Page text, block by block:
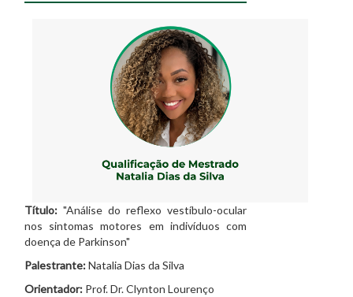
Título: "Análise do reflexo vestíbulo-ocular
nos sintomas motores em indivíduos com
doença de Parkinson"
Palestrante:Natalia Dias da Silva
Orientador: Prof. Dr. Clynton Lourenço